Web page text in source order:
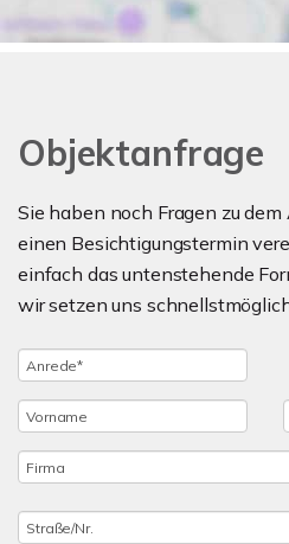
Objektanfrage
Sie haben noch Fragen zu
einen Besichtigungstermin
einfach das untenstehende
wir setzen uns